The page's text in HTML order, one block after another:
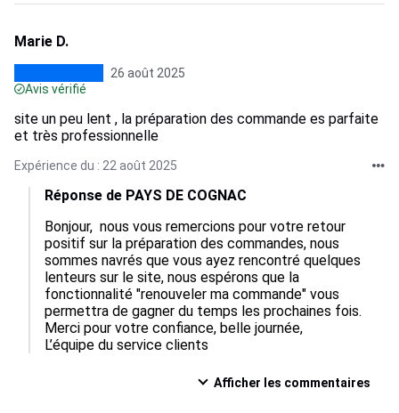
Marie D.
26 août 2025
Avis vérifié
site un peu lent , la préparation des commande es parfaite
et très professionnelle
Expérience du : 22 août 2025
Réponse de PAYS DE COGNAC
Bonjour,  nous vous remercions pour votre retour
positif sur la préparation des commandes, nous
sommes navrés que vous ayez rencontré quelques
lenteurs sur le site, nous espérons que la
fonctionnalité "renouveler ma commande" vous
permettra de gagner du temps les prochaines fois.
Merci pour votre confiance, belle journée,
L’équipe du service clients
Afficher les commentaires